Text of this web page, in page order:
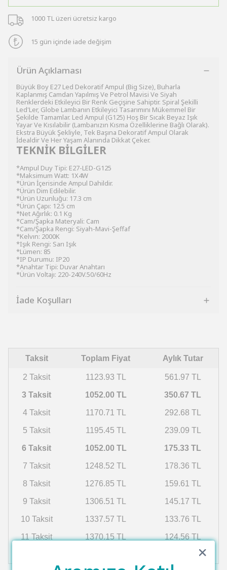
1000 TL üzeri ücretsiz kargo
15 gün içinde iade değişim
Ürün Açıklaması
Büyük Boy E27 Led Dekoratif Ampul (Big Size), Buharla
Kaplanmış Camdan Yapılmış Ve Petrol Mavisi Ve Siyah
Renklerdeki Etkileyici Bir Renk Geçişine Sahiptir. Spiral Şekilli
Led'Ler, Globe Lambanın Etkileyici Tasarımını Mükemmel Bir
Şekilde Tamamlar. Led Ampul (G125) Hoş Bir Sıcak Beyaz Işık
Yayar Ve Kısılabilir (Lambanızın Kısma Özelliklerine Bağlı Olarak).
Ekstra Büyük Şekliyle, Tek Başına Dekoratif Ampul Olarak
İdealdir Ve Her Yaşam Alanında Dikkat Çeker.
TEKNİK BİLGİLER
*Ampul Duy Tipi: E27-LED-G125
*Maksimum Watt: 1X4W
*Ürün İçerisinde Ampul Dahildir.
*Ürün Dim Edilebilir.
*Ürün Uzunluğu: 17.3 cm
*Ürün Çapı: 12.5 cm
*Net Ağırlık: 0.1 Kg
*Cam/Şapka Materyali: Cam
*Cam/Şapka Rengi: Siyah-Mavi-Şeffaf
*Kelvın: 2000K
*Işık Rengi: Sarı Işık
*Lümen: 85
*IP Durumu: IP20
*Anahtar Tipi: Duvar Anahtarı
*Ürün Voltajı: 220-240V.50/60Hz
İade Koşulları
Taksit Toplam Fiyat Aylık Tutar
2 Taksit 1123.93 TL 561.97 TL
3 Taksit 1052.00 TL 350.67 TL
4 Taksit 1170.71 TL 292.68 TL
5 Taksit 1195.45 TL 239.09 TL
6 Taksit 1052.00 TL 175.33 TL
7 Taksit 1248.52 TL 178.36 TL
8 Taksit 1276.85 TL 159.61 TL
9 Taksit 1306.51 TL 145.17 TL
10 Taksit 1337.57 TL 133.76 TL
11 Taksit 1370.15 TL 124.56 TL
117.03 TL